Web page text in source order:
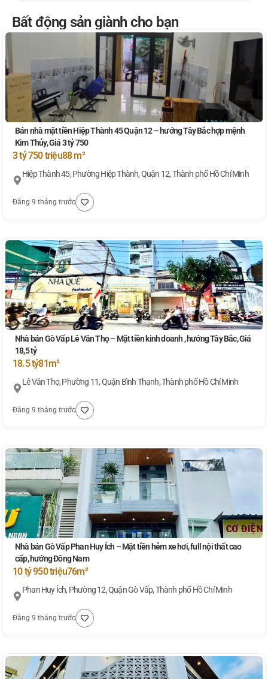
Bất động sản giành cho bạn
Bán nhà mặt tiền Hiệp Thành 45 Quận 12 – hướng Tây Bắc hợp mệnh
Kim Thủy, Giá 3 tỷ 750
3 tỷ 750 triệu88 m²
Hiệp Thành 45, Phường Hiệp Thành, Quận 12, Thành phố Hồ Chí Minh
Đăng 9 tháng trước
Nhà bán Gò Vấp Lê Văn Thọ – Mặt tiền kinh doanh , hướng Tây Bắc, Giá
18,5 tỷ
18.5 tỷ81m²
Lê Văn Thọ, Phường 11, Quận Bình Thạnh, Thành phố Hồ Chí Minh
Đăng 9 tháng trước
Nhà bán Gò Vấp Phan Huy Ích – Mặt tiền hẻm xe hơi, full nội thất cao
cấp, hướng Đông Nam
10 tỷ 950 triệu76m²
Phan Huy Ích, Phường 12, Quận Gò Vấp, Thành phố Hồ Chí Minh
Đăng 9 tháng trước